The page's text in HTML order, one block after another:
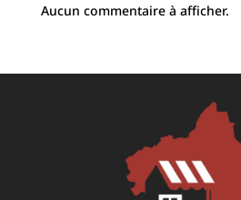
Aucun commentaire à afficher.